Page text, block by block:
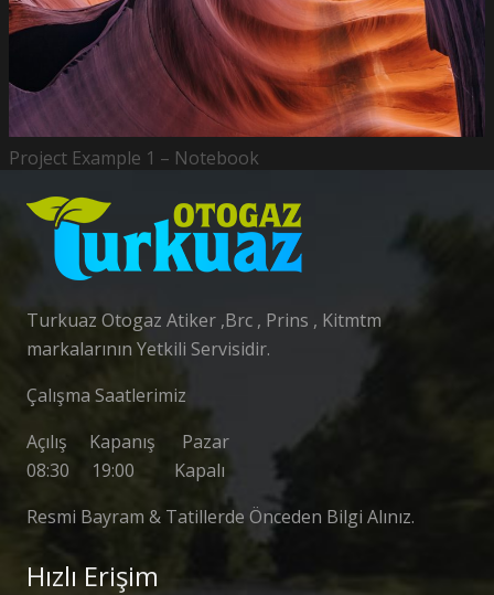
Project Example 1 – Notebook
Turkuaz Otogaz Atiker ,Brc , Prins , Kitmtm
markalarının Yetkili Servisidir.
Çalışma Saatlerimiz
Açılış Kapanış Pazar
08:30 19:00 Kapalı
Resmi Bayram & Tatillerde Önceden Bilgi Alınız.
Hızlı Erişim